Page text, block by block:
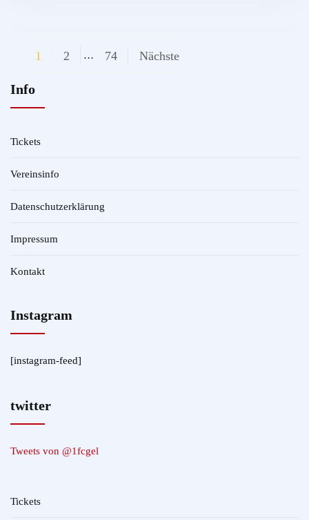
Beitragsnavigation
1 2 … 74 Nächste
Info
Tickets
Vereinsinfo
Datenschutzerklärung
Impressum
Kontakt
Instagram
[instagram-feed]
twitter
Tweets von @1fcgel
Tickets